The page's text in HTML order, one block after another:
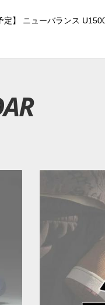
定】 ニューバランス